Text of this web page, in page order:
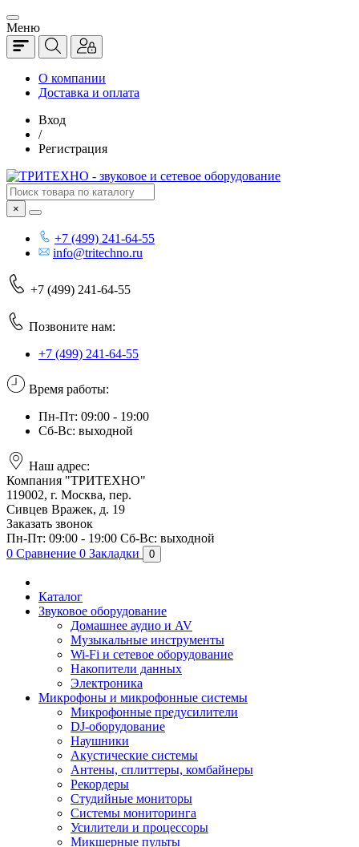
Меню
О компании
Доставка и оплата
Вход
/
Регистрация
×
+7 (499) 241-64-55
info@tritechno.ru
+7 (499) 241-64-55
Позвоните нам:
+7 (499) 241-64-55
Время работы:
Пн-Пт: 09:00 - 19:00
Сб-Вс: выходной
Наш адрес:
Компания "ТРИТЕХНО"
119002, г. Москва, пер.
Сивцев Вражек, д. 19
Заказать звонок
Пн-Пт: 09:00 - 19:00 Сб-Вс: выходной
0 Сравнение 0 Закладки 0
Каталог
Звуковое оборудование
Домашнее аудио и AV
Музыкальные инструменты
Wi-Fi и сетевое оборудование
Накопители данных
Электроника
Микрофоны и микрофонные системы
Микрофонные предусилители
DJ-оборудование
Наушники
Акустические системы
Антены, сплиттеры, комбайнеры
Рекордеры
Студийные мониторы
Системы мониторинга
Усилители и процессоры
Микшерные пульты